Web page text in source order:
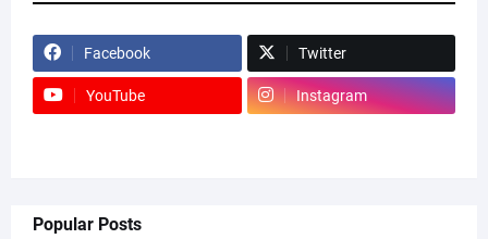
Facebook Twitter
YouTube Instagram
Popular Posts